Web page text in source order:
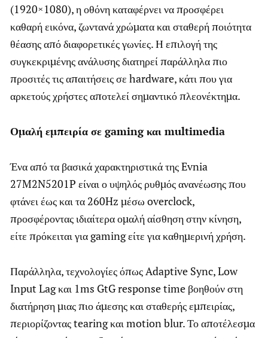
(1920×1080), η οθόνη καταφέρνει να προσφέρει
καθαρή εικόνα, ζωντανά χρώματα και σταθερή ποιότητα
θέασης από διαφορετικές γωνίες. Η επιλογή της
συγκεκριμένης ανάλυσης διατηρεί παράλληλα πιο
προσιτές τις απαιτήσεις σε hardware, κάτι που για
αρκετούς χρήστες αποτελεί σημαντικό πλεονέκτημα.
Ομαλή εμπειρία σε gaming και multimedia
Ένα από τα βασικά χαρακτηριστικά της Evnia
27M2N5201P είναι ο υψηλός ρυθμός ανανέωσης που
φτάνει έως και τα 260Hz μέσω overclock,
προσφέροντας ιδιαίτερα ομαλή αίσθηση στην κίνηση,
είτε πρόκειται για gaming είτε για καθημερινή χρήση.
Παράλληλα, τεχνολογίες όπως Adaptive Sync, Low
Input Lag και 1ms GtG response time βοηθούν στη
διατήρηση μιας πιο άμεσης και σταθερής εμπειρίας,
περιορίζοντας tearing και motion blur. Το αποτέλεσμα